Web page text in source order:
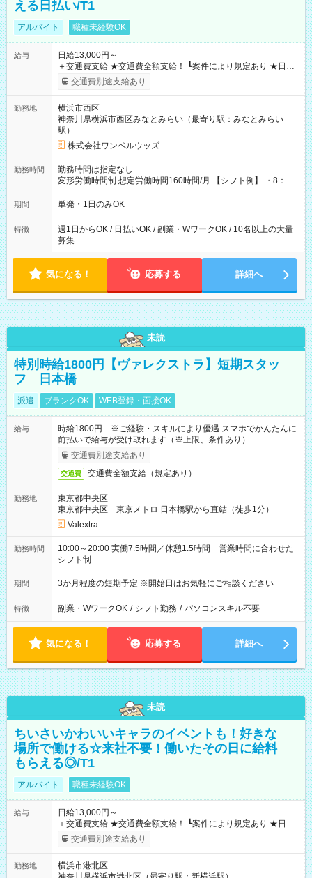
える日払い/T1
アルバイト 職種未経験OK
給与
日給13,000円～
＋交通費支給 ★交通費全額支給！ ┗案件により規定あり ★日払
いOK！（規定あり） ┗働いたその日に現金GET♪ お仕事後はコ
ンビニATMから 日払い分を引き落とせます！ 【試用期間】試
交通費別途支給あり
勤務地
横浜市西区
神奈川県横浜市西区みなとみらい（最寄り駅：みなとみらい
駅）
株式会社ワンベルウッズ
勤務時間
勤務時間は指定なし
変形労働時間制 想定労働時間160時間/月 【シフト例】 ・8：00
～21：00
期間 単発・1日のみOK
特徴
週1日からOK / 日払いOK / 副業・WワークOK / 10名以上の大量
募集
気になる！ 応募する 詳細へ
未読
特別時給1800円【ヴァレクストラ】短期スタッ
フ 日本橋
派遣 ブランクOK WEB登録・面接OK
給与
時給1800円 ※ご経験・スキルにより優遇 スマホでかんたんに
前払いで給与が受け取れます（※上限、条件あり）
交通費別途支給あり
交通費 交通費全額支給（規定あり）
勤務地
東京都中央区
東京都中央区 東京メトロ 日本橋駅から直結（徒歩1分）
Valextra
勤務時間
10:00～20:00 実働7.5時間／休憩1.5時間 営業時間に合わせた
シフト制
期間 3か月程度の短期予定 ※開始日はお気軽にご相談ください
特徴 副業・WワークOK / シフト勤務 / パソコンスキル不要
気になる！ 応募する 詳細へ
未読
ちいさいかわいいキャラのイベントも！好きな
場所で働ける☆来社不要！働いたその日に給料
もらえる◎/T1
アルバイト 職種未経験OK
給与
日給13,000円～
＋交通費支給 ★交通費全額支給！ ┗案件により規定あり ★日払
いOK！（規定あり） ┗働いたその日に現金GET♪ お仕事後はコ
ンビニATMから 日払い分を引き落とせます！ 【試用期間】試
交通費別途支給あり
勤務地
横浜市港北区